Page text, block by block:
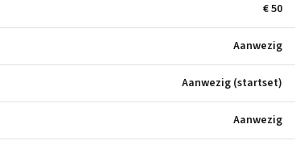
€ 50
Aanwezig
Aanwezig (startset)
Aanwezig